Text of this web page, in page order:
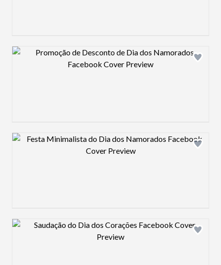
Design preview image
Design preview image
Design preview image